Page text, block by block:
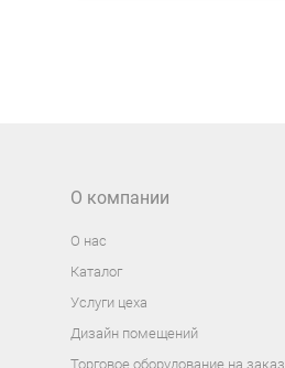
О компании
О нас
Каталог
Услуги цеха
Дизайн помещений
Торговое оборудование на заказ